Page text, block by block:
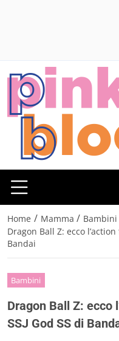
Home / Mamma / Bambini
Dragon Ball Z: ecco
Bandai
Bambini
Dragon Ball Z: ecco
SSJ God SS di